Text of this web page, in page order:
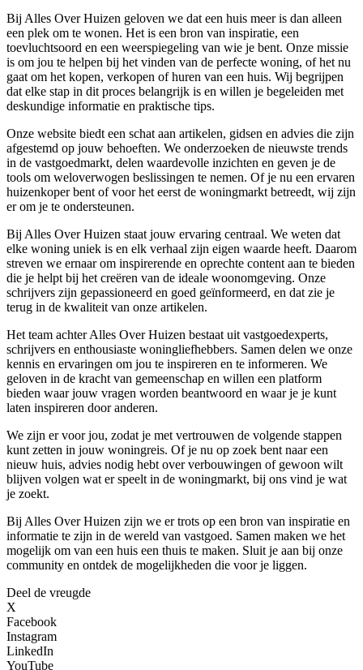
Bij Alles Over Huizen geloven we dat een huis meer is dan alleen
een plek om te wonen. Het is een bron van inspiratie, een
toevluchtsoord en een weerspiegeling van wie je bent. Onze missie
is om jou te helpen bij het vinden van de perfecte woning, of het nu
gaat om het kopen, verkopen of huren van een huis. Wij begrijpen
dat elke stap in dit proces belangrijk is en willen je begeleiden met
deskundige informatie en praktische tips.
Onze website biedt een schat aan artikelen, gidsen en advies die zijn
afgestemd op jouw behoeften. We onderzoeken de nieuwste trends
in de vastgoedmarkt, delen waardevolle inzichten en geven je de
tools om weloverwogen beslissingen te nemen. Of je nu een ervaren
huizenkoper bent of voor het eerst de woningmarkt betreedt, wij zijn
er om je te ondersteunen.
Bij Alles Over Huizen staat jouw ervaring centraal. We weten dat
elke woning uniek is en elk verhaal zijn eigen waarde heeft. Daarom
streven we ernaar om inspirerende en oprechte content aan te bieden
die je helpt bij het creëren van de ideale woonomgeving. Onze
schrijvers zijn gepassioneerd en goed geïnformeerd, en dat zie je
terug in de kwaliteit van onze artikelen.
Het team achter Alles Over Huizen bestaat uit vastgoedexperts,
schrijvers en enthousiaste woningliefhebbers. Samen delen we onze
kennis en ervaringen om jou te inspireren en te informeren. We
geloven in de kracht van gemeenschap en willen een platform
bieden waar jouw vragen worden beantwoord en waar je je kunt
laten inspireren door anderen.
We zijn er voor jou, zodat je met vertrouwen de volgende stappen
kunt zetten in jouw woningreis. Of je nu op zoek bent naar een
nieuw huis, advies nodig hebt over verbouwingen of gewoon wilt
blijven volgen wat er speelt in de woningmarkt, bij ons vind je wat
je zoekt.
Bij Alles Over Huizen zijn we er trots op een bron van inspiratie en
informatie te zijn in de wereld van vastgoed. Samen maken we het
mogelijk om van een huis een thuis te maken. Sluit je aan bij onze
community en ontdek de mogelijkheden die voor je liggen.
Deel de vreugde
X
Facebook
Instagram
LinkedIn
YouTube